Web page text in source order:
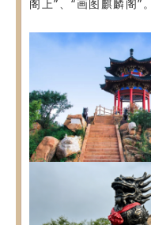
阁上”、“画图麒麟阁”。